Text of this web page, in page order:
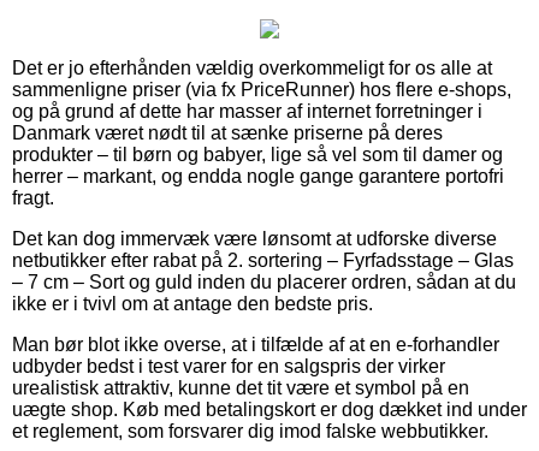
Det er jo efterhånden vældig overkommeligt for os alle at
sammenligne priser (via fx PriceRunner) hos flere e-shops,
og på grund af dette har masser af internet forretninger i
Danmark været nødt til at sænke priserne på deres
produkter – til børn og babyer, lige så vel som til damer og
herrer – markant, og endda nogle gange garantere portofri
fragt.
Det kan dog immervæk være lønsomt at udforske diverse
netbutikker efter rabat på 2. sortering – Fyrfadsstage – Glas
– 7 cm – Sort og guld inden du placerer ordren, sådan at du
ikke er i tvivl om at antage den bedste pris.
Man bør blot ikke overse, at i tilfælde af at en e-forhandler
udbyder bedst i test varer for en salgspris der virker
urealistisk attraktiv, kunne det tit være et symbol på en
uægte shop. Køb med betalingskort er dog dækket ind under
et reglement, som forsvarer dig imod falske webbutikker.